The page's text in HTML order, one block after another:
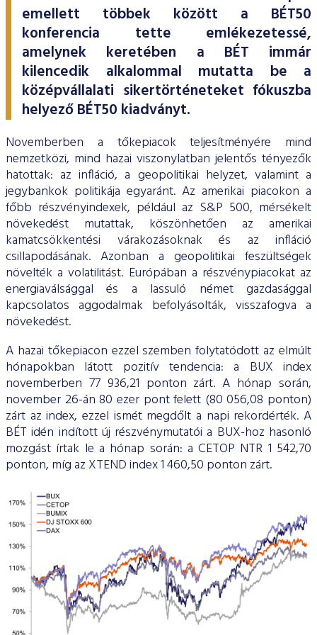
ESG Útmutató
emellett többek között a BÉT50
konferencia tette emlékezetessé,
amelynek keretében a BÉT immár
kilencedik alkalommal mutatta be a
középvállalati sikertörténeteket fókuszba
helyező BÉT50 kiadványt.
Novemberben a tőkepiacok teljesítményére mind
nemzetközi, mind hazai viszonylatban jelentős tényezők
hatottak: az infláció, a geopolitikai helyzet, valamint a
jegybankok politikája egyaránt. Az amerikai piacokon a
főbb részvényindexek, például az S&P 500, mérsékelt
növekedést mutattak, köszönhetően az amerikai
kamatcsökkentési várakozásoknak és az infláció
csillapodásának. Azonban a geopolitikai feszültségek
növelték a volatilitást. Európában a részvénypiacokat az
energiaválsággal és a lassuló német gazdasággal
kapcsolatos aggodalmak befolyásolták, visszafogva a
növekedést.
A hazai tőkepiacon ezzel szemben folytatódott az elmúlt
hónapokban látott pozitív tendencia: a BUX index
novemberben 77 936,21 ponton zárt. A hónap során,
november 26-án 80 ezer pont felett (80 056,08 ponton)
zárt az index, ezzel ismét megdőlt a napi rekordérték. A
BÉT idén indított új részvénymutatói a BUX-hoz hasonló
mozgást írtak le a hónap során: a CETOP NTR 1 542,70
ponton, míg az XTEND index 1 460,50 ponton zárt.